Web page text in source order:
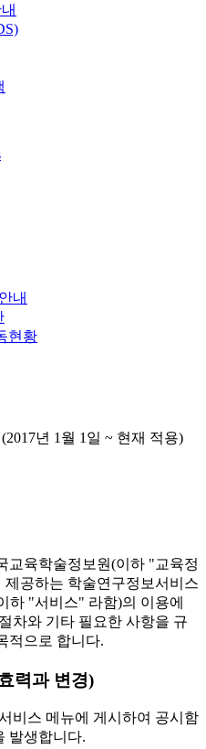
내
현황
년 1월 1일 ~ 현재 적용)
교육학술정보원(이하 "교육정
제공하는 학술연구정보서비스
하 "서비스" 라함)의 이용에
차와 기타 필요한 사항을 규
적으로 합니다.
력과 변경)
비스 메뉴에 게시하여 공시함
발생합니다.